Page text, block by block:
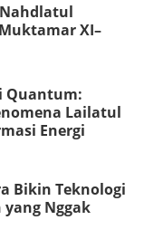
XI–
Quantum:
Lailatul
Energi
Bikin Teknologi
Nggak